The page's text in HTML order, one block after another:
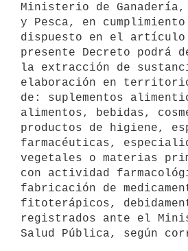
Ministerio de
y Pesca, en
dispuesto en el artículo
presente Decreto podrá
la extracción de
elaboración en
de: suplementos
alimentos, bebidas,
productos de higiene,
farmacéuticas,
vegetales o materias
con actividad
fabricación de
fitoterápicos,
registrados ante el